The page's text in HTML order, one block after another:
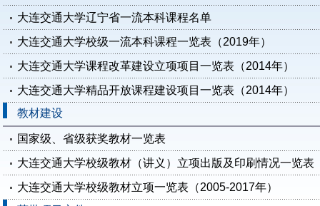
大连交通大学辽宁省一流本科课程名单
大连交通大学校级一流本科课程一览表（2019年）
大连交通大学课程改革建设立项项目一览表（2014年）
大连交通大学精品开放课程建设项目一览表（2014年）
教材建设
国家级、省级获奖教材一览表
大连交通大学校级教材（讲义）立项出版及印刷情况一览表
大连交通大学校级教材立项一览表（2005-2017年）